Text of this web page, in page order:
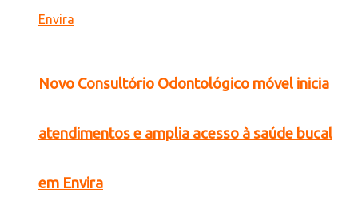
Novo Consultório Odontológico móvel inicia
atendimentos e amplia acesso à saúde bucal
em Envira